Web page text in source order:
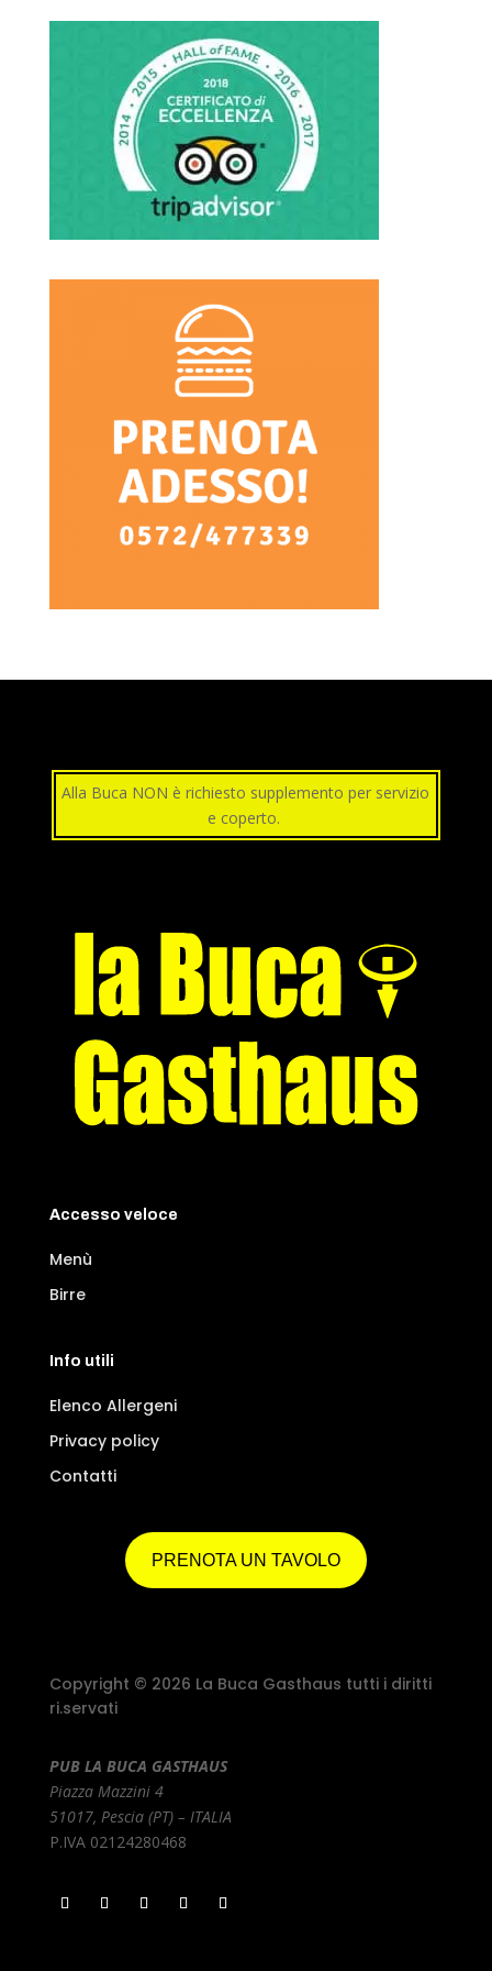
Alla Buca NON è richiesto supplemento per servizio
e coperto.
Accesso veloce
Menù
Birre
Info utili
Elenco Allergeni
Privacy policy
Contatti
PRENOTA UN TAVOLO
Copyright © 2026 La Buca Gasthaus tutti i diritti
ri.servati
PUB LA BUCA GASTHAUS
Piazza Mazzini 4
51017, Pescia (PT) – ITALIA
P.IVA 02124280468